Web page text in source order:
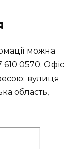
можна
610 0570. Офіс
вулиця
область,